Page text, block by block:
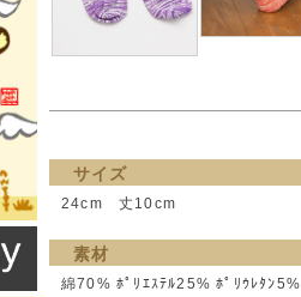
サイズ
24cm 丈10cm
素材
綿70% ﾎﾟﾘｴｽﾃﾙ25% ﾎﾟﾘｳﾚﾀﾝ5%